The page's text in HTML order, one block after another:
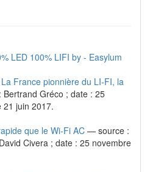
LED 100% LIFI by - Easylum
La France pionnière du LI-FI, la
Bertrand Gréco ; date : 25
21 juin 2017.
que le Wi-Fi AC — source :
Civera ; date : 25 novembre